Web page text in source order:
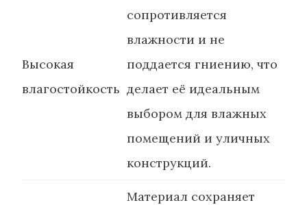
Высокая
влагостойкость
сопротивляется
влажности и не
поддается гниению, что
делает её идеальным
выбором для влажных
помещений и уличных
конструкций.
Материал сохраняет